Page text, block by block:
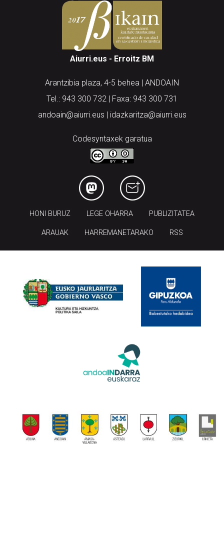
Aiurri.eus - Erroitz BM
Arantzibia plaza, 4-5 behea | ANDOAIN
Tel.: 943 300 732 | Faxa: 943 300 731
andoain@aiurri.eus | idazkaritza@aiurri.eus
Codesyntaxek garatua
HONI BURUZ LEGE OHARRA PUBLIZITATEA
ARAUAK HARREMANETARAKO RSS